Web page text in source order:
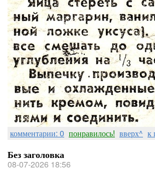
комментарии: 0 понравилось! вверх^ к
Без заголовка
08-07-2026 18:56